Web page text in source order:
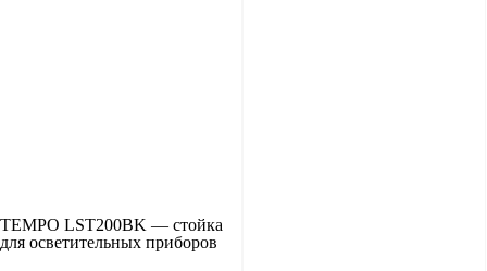
TEMPO LST200BK — стойка
для осветительных приборов